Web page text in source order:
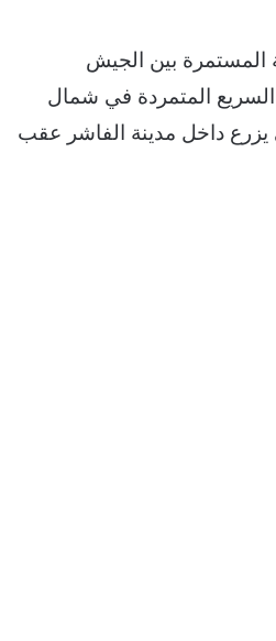
المستمرة بين الجيش
المتمردة في شمال
داخل مدينة الفاشر عقب